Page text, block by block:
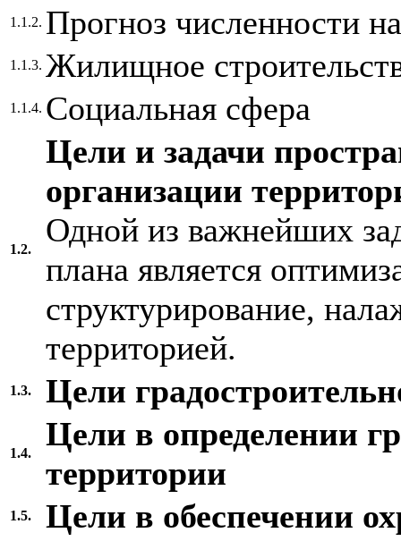
1.1.2. Прогноз численности
1.1.3. Жилищное
1.1.4. Социальная сфера
1.2.
Цели и задачи
организации
Одной из важнейших
плана является
структурирование,
территорией.
1.3. Цели
1.4.
Цели в определении
территории
1.5. Цели в обеспечении